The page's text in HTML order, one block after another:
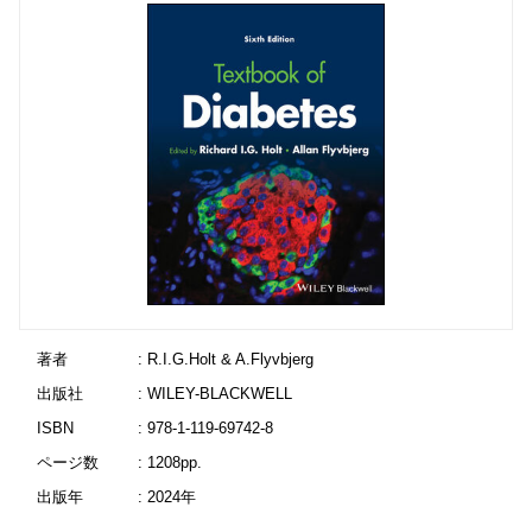
著者
: R.I.G.Holt & A.Flyvbjerg
出版社
: WILEY-BLACKWELL
ISBN
: 978-1-119-69742-8
ページ数
: 1208pp.
出版年
: 2024年